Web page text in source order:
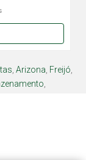
Arizona Freijó